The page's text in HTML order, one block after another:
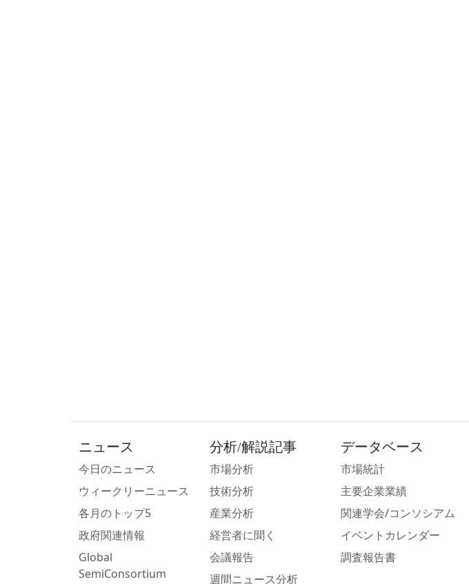
ニュース
今日のニュース
ウィークリーニュース
各月のトップ5
政府関連情報
Global
SemiConsortium
分析/解説記事
市場分析
技術分析
産業分析
経営者に聞く
会議報告
週間ニュース分析
データベース
市場統計
主要企業業績
関連学会/コンソシアム
イベントカレンダー
調査報告書